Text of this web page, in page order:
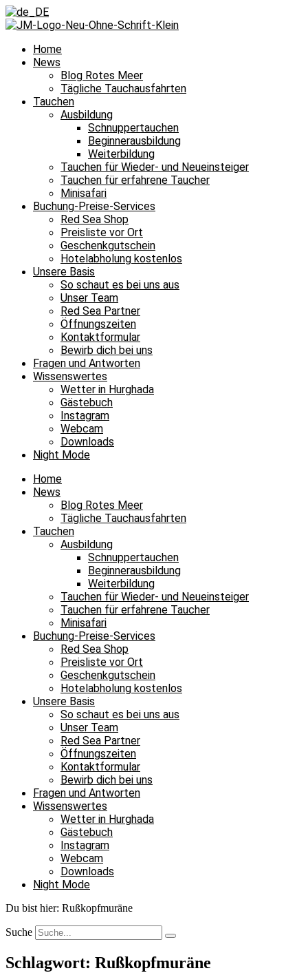
Home
News
Blog Rotes Meer
Tägliche Tauchausfahrten
Tauchen
Ausbildung
Schnuppertauchen
Beginnerausbildung
Weiterbildung
Tauchen für Wieder- und Neueinsteiger
Tauchen für erfahrene Taucher
Minisafari
Buchung-Preise-Services
Red Sea Shop
Preisliste vor Ort
Geschenkgutschein
Hotelabholung kostenlos
Unsere Basis
So schaut es bei uns aus
Unser Team
Red Sea Partner
Öffnungszeiten
Kontaktformular
Bewirb dich bei uns
Fragen und Antworten
Wissenswertes
Wetter in Hurghada
Gästebuch
Instagram
Webcam
Downloads
Night Mode
Home
News
Blog Rotes Meer
Tägliche Tauchausfahrten
Tauchen
Ausbildung
Schnuppertauchen
Beginnerausbildung
Weiterbildung
Tauchen für Wieder- und Neueinsteiger
Tauchen für erfahrene Taucher
Minisafari
Buchung-Preise-Services
Red Sea Shop
Preisliste vor Ort
Geschenkgutschein
Hotelabholung kostenlos
Unsere Basis
So schaut es bei uns aus
Unser Team
Red Sea Partner
Öffnungszeiten
Kontaktformular
Bewirb dich bei uns
Fragen und Antworten
Wissenswertes
Wetter in Hurghada
Gästebuch
Instagram
Webcam
Downloads
Night Mode
Du bist hier: Rußkopfmuräne
Suche
Schlagwort: Rußkopfmuräne